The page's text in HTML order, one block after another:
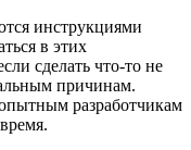
инструкциями
в этих
сделать что-то не
причинам.
разработчикам